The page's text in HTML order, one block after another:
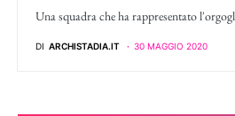
Una squadra che ha rappresentato
DI ARCHISTADIA.IT 30 MAGGIO 2020